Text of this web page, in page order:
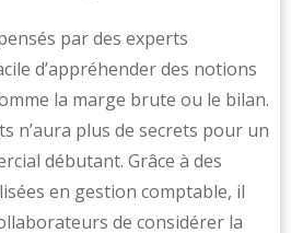
par des experts
d’appréhender des notions
la marge brute ou le bilan.
n’aura plus de secrets pour un
débutant. Grâce à des
en gestion comptable, il
de considérer la